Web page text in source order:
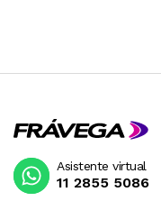
Asistente virtual
11 2855 5086